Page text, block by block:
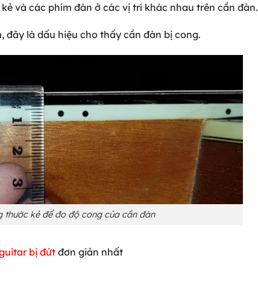
và các phím đàn ở các vị trí khác nhau trên cần đàn.
đây là dấu hiệu cho thấy cần đàn bị cong.
thước kẻ để đo độ cong của cần đàn
bị đứt đơn giản nhất